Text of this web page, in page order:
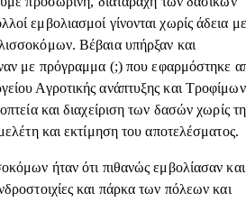
εμβολιασμοί γίνονται χωρίς άδεια με
Βέβαια υπήρξαν και
με πρόγραμμα (;) που εφαρμόστηκε
Αγροτικής ανάπτυξης και Τροφίμων
και διαχείριση των δασών χωρίς
και εκτίμηση του αποτελέσματος.
ήταν ότι πιθανώς εμβολίασαν και
και πάρκα των πόλεων και